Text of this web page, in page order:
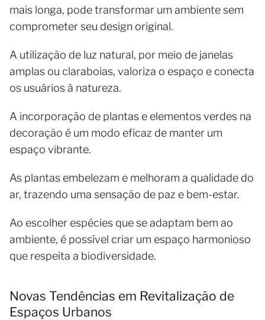
mais longa, pode transformar um ambiente sem
comprometer seu design original.
A utilização de luz natural, por meio de janelas
amplas ou claraboias, valoriza o espaço e conecta
os usuários à natureza.
A incorporação de plantas e elementos verdes na
decoração é um modo eficaz de manter um
espaço vibrante.
As plantas embelezam e melhoram a qualidade do
ar, trazendo uma sensação de paz e bem-estar.
Ao escolher espécies que se adaptam bem ao
ambiente, é possível criar um espaço harmonioso
que respeita a biodiversidade.
Novas Tendências em Revitalização de
Espaços Urbanos